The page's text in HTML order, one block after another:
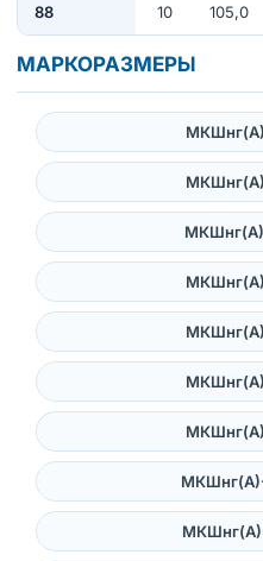
88 10 105,0
МАРКОРАЗМЕРЫ